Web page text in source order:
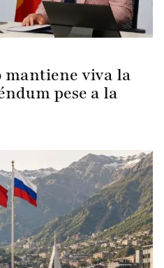
mantiene viva la
pese a la